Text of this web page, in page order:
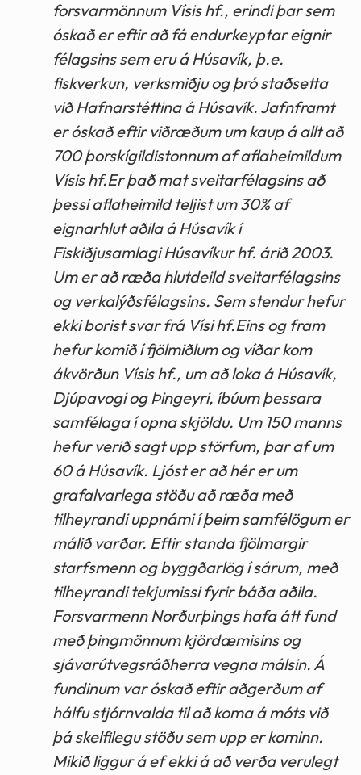
forsvarmönnum Vísis hf., erindi þar sem
óskað er eftir að fá endurkeyptar eignir
félagsins sem eru á Húsavík, þ.e.
fiskverkun, verksmiðju og þró staðsetta
við Hafnarstéttina á Húsavík. Jafnframt
er óskað eftir viðræðum um kaup á allt að
700 þorskígildistonnum af aflaheimildum
Vísis hf.Er það mat sveitarfélagsins að
þessi aflaheimild teljist um 30% af
eignarhlut aðila á Húsavík í
Fiskiðjusamlagi Húsavíkur hf. árið 2003.
Um er að ræða hlutdeild sveitarfélagsins
og verkalýðsfélagsins. Sem stendur hefur
ekki borist svar frá Vísi hf.Eins og fram
hefur komið í fjölmiðlum og víðar kom
ákvörðun Vísis hf., um að loka á Húsavík,
Djúpavogi og Þingeyri, íbúum þessara
samfélaga í opna skjöldu. Um 150 manns
hefur verið sagt upp störfum, þar af um
60 á Húsavík. Ljóst er að hér er um
grafalvarlega stöðu að ræða með
tilheyrandi uppnámi í þeim samfélögum er
málið varðar. Eftir standa fjölmargir
starfsmenn og byggðarlög í sárum, með
tilheyrandi tekjumissi fyrir báða aðila.
Forsvarmenn Norðurþings hafa átt fund
með þingmönnum kjördæmisins og
sjávarútvegsráðherra vegna málsin. Á
fundinum var óskað eftir aðgerðum af
hálfu stjórnvalda til að koma á móts við
þá skelfilegu stöðu sem upp er kominn.
Mikið liggur á ef ekki á að verða verulegt